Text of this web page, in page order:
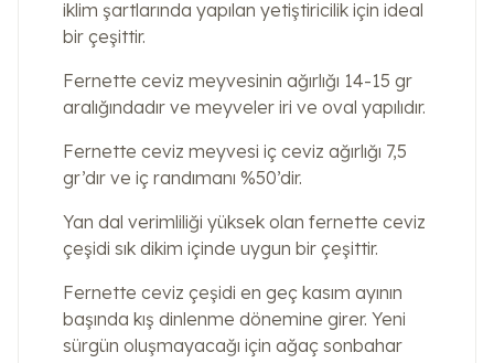
iklim şartlarında yapılan yetiştiricilik için ideal
bir çeşittir.
Fernette ceviz meyvesinin ağırlığı 14-15 gr
aralığındadır ve meyveler iri ve oval yapılıdır.
Fernette ceviz meyvesi iç ceviz ağırlığı 7,5
gr’dır ve iç randımanı %50’dir.
Yan dal verimliliği yüksek olan fernette ceviz
çeşidi sık dikim içinde uygun bir çeşittir.
Fernette ceviz çeşidi en geç kasım ayının
başında kış dinlenme dönemine girer. Yeni
sürgün oluşmayacağı için ağaç sonbahar